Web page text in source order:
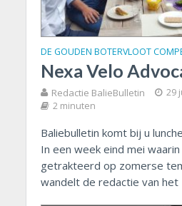
DE GOUDEN BOTERVLOOT
Nexa Velo
Redactie BalieBulletin
29
2 minuten
Baliebulletin komt bij u
In een week eind mei
getrakteerd op zomerse
wandelt de redactie van het